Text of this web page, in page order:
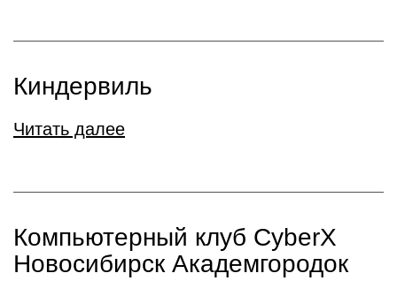
Киндервиль
Читать далее
Компьютерный клуб CyberX
Новосибирск Академгородок